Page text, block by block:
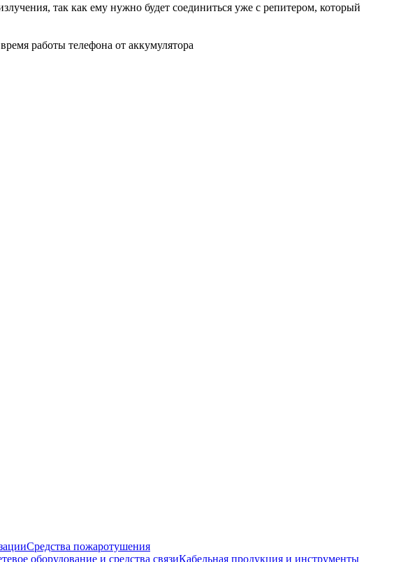
так как ему нужно будет соединиться уже с репитером, который
работы телефона от аккумулятора
Средства пожаротушения
оборудование и средства связиКабельная продукция и инструменты